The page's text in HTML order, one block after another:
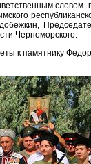
Черноморского.
к памятнику